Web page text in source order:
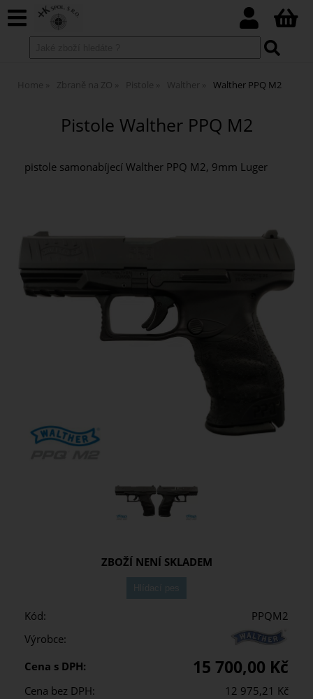
Home Zbraně na ZO Pistole Walther Walther PPQ M2
Pistole Walther PPQ M2
pistole samonabíjecí Walther PPQ M2, 9mm Luger
ZBOŽÍ NENÍ SKLADEM
Kód:
PPQM2
Výrobce:
Cena s DPH:
15 700,00 Kč
Cena bez DPH:
12 975,21 Kč